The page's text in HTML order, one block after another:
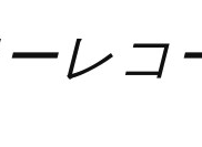
レコ